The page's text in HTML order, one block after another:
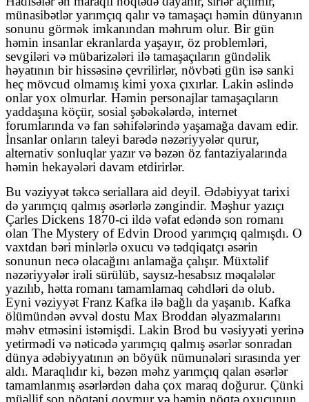
münasibətlər yarımçıq qalır və tamaşaçı həmin dünyanın
sonunu görmək imkanından məhrum olur. Bir gün
həmin insanlar ekranlarda yaşayır, öz problemləri,
sevgiləri və mübarizələri ilə tamaşaçıların gündəlik
həyatının bir hissəsinə çevrilirlər, növbəti gün isə sanki
heç mövcud olmamış kimi yoxa çıxırlar. Lakin əslində
onlar yox olmurlar. Həmin personajlar tamaşaçıların
yaddaşına köçür, sosial şəbəkələrdə, internet
forumlarında və fan səhifələrində yaşamağa davam edir.
İnsanlar onların taleyi barədə nəzəriyyələr qurur,
alternativ sonluqlar yazır və bəzən öz fantaziyalarında
həmin hekayələri davam etdirirlər.
Bu vəziyyət təkcə seriallara aid deyil. Ədəbiyyat tarixi
də yarımçıq qalmış əsərlərlə zəngindir. Məşhur yazıçı
Çarles Dickens 1870-ci ildə vəfat edəndə son romanı
olan The Mystery of Edvin Drood yarımçıq qalmışdı. O
vaxtdan bəri minlərlə oxucu və tədqiqatçı əsərin
sonunun necə olacağını anlamağa çalışır. Müxtəlif
nəzəriyyələr irəli sürülüb, saysız-hesabsız məqalələr
yazılıb, hətta romanı tamamlamaq cəhdləri də olub.
Eyni vəziyyət Franz Kafka ilə bağlı da yaşanıb. Kafka
ölümündən əvvəl dostu Max Broddan əlyazmalarını
məhv etməsini istəmişdi. Lakin Brod bu vəsiyyəti yerinə
yetirmədi və nəticədə yarımçıq qalmış əsərlər sonradan
dünya ədəbiyyatının ən böyük nümunələri sırasında yer
aldı. Maraqlıdır ki, bəzən məhz yarımçıq qalan əsərlər
tamamlanmış əsərlərdən daha çox maraq doğurur. Çünki